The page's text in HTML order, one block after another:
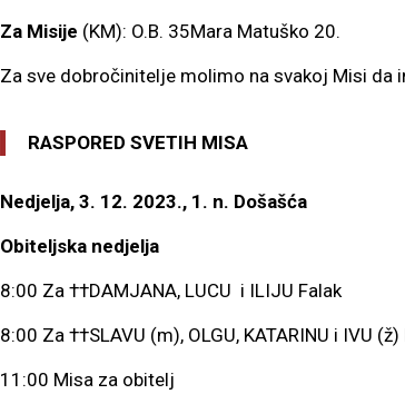
Za Misije (KM): O.B. 35Mara Matuško 20.
Za sve dobročinitelje molimo na svakoj Misi da
RASPORED SVETIH MISA
Nedjelja, 3. 12. 2023., 1. n. Došašća
Obiteljska nedjelja
8:00 Za ††DAMJANA, LUCU i ILIJU Falak
8:00 Za ††SLAVU (m), OLGU, KATARINU i IVU
11:00 Misa za obitelj